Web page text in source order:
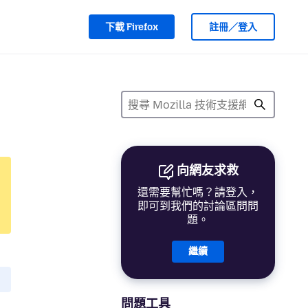
下載 Firefox 註冊／登入
向網友求救
還需要幫忙嗎？請登入，
即可到我們的討論區問問
題。
繼續
問題工具